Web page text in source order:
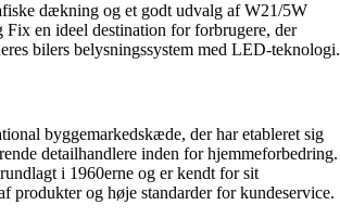
dækning og et godt udvalg af W21/5W
en ideel destination for forbrugere, der
bilers belysningssystem med LED-teknologi.
byggemarkedskæde, der har etableret sig
detailhandlere inden for hjemmeforbedring.
i 1960erne og er kendt for sit
produkter og høje standarder for kundeservice.